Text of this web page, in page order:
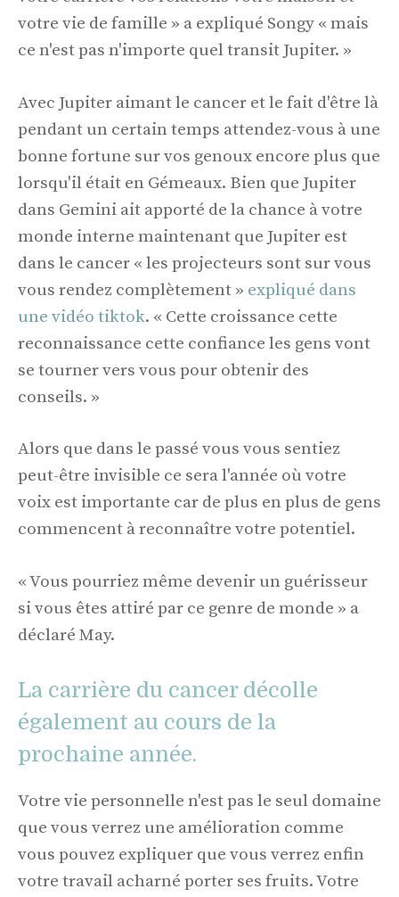
votre vie de famille » a expliqué Songy « mais
ce n'est pas n'importe quel transit Jupiter. »
Avec Jupiter aimant le cancer et le fait d'être là
pendant un certain temps attendez-vous à une
bonne fortune sur vos genoux encore plus que
lorsqu'il était en Gémeaux. Bien que Jupiter
dans Gemini ait apporté de la chance à votre
monde interne maintenant que Jupiter est
dans le cancer « les projecteurs sont sur vous
vous rendez complètement » expliqué dans
une vidéo tiktok. « Cette croissance cette
reconnaissance cette confiance les gens vont
se tourner vers vous pour obtenir des
conseils. »
Alors que dans le passé vous vous sentiez
peut-être invisible ce sera l'année où votre
voix est importante car de plus en plus de gens
commencent à reconnaître votre potentiel.
« Vous pourriez même devenir un guérisseur
si vous êtes attiré par ce genre de monde » a
déclaré May.
La carrière du cancer décolle
également au cours de la
prochaine année.
Votre vie personnelle n'est pas le seul domaine
que vous verrez une amélioration comme
vous pouvez expliquer que vous verrez enfin
votre travail acharné porter ses fruits. Votre